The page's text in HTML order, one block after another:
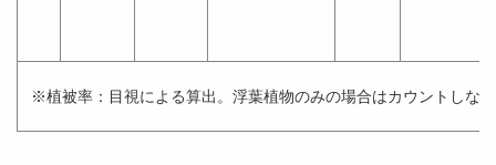
※植被率：目視による算出。浮葉植物のみの場合はカウントしない